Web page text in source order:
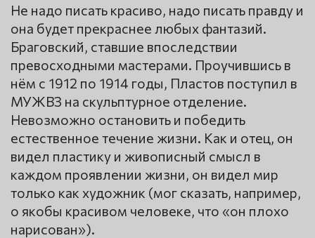
Не надо писать красиво, надо писать правду и
она будет прекраснее любых фантазий.
Браговский, ставшие впоследствии
превосходными мастерами. Проучившись в
нём с 1912 по 1914 годы, Пластов поступил в
МУЖВЗ на скульптурное отделение.
Невозможно остановить и победить
естественное течение жизни. Как и отец, он
видел пластику и живописный смысл в
каждом проявлении жизни, он видел мир
только как художник (мог сказать, например,
о якобы красивом человеке, что «он плохо
нарисован»).